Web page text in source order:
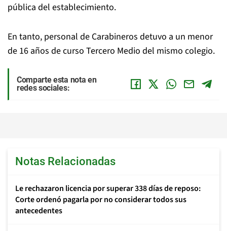
pública del establecimiento.
En tanto, personal de Carabineros detuvo a un menor
de 16 años de curso Tercero Medio del mismo colegio.
Comparte esta nota en
redes sociales:
Notas Relacionadas
Le rechazaron licencia por superar 338 días de reposo:
Corte ordenó pagarla por no considerar todos sus
antecedentes